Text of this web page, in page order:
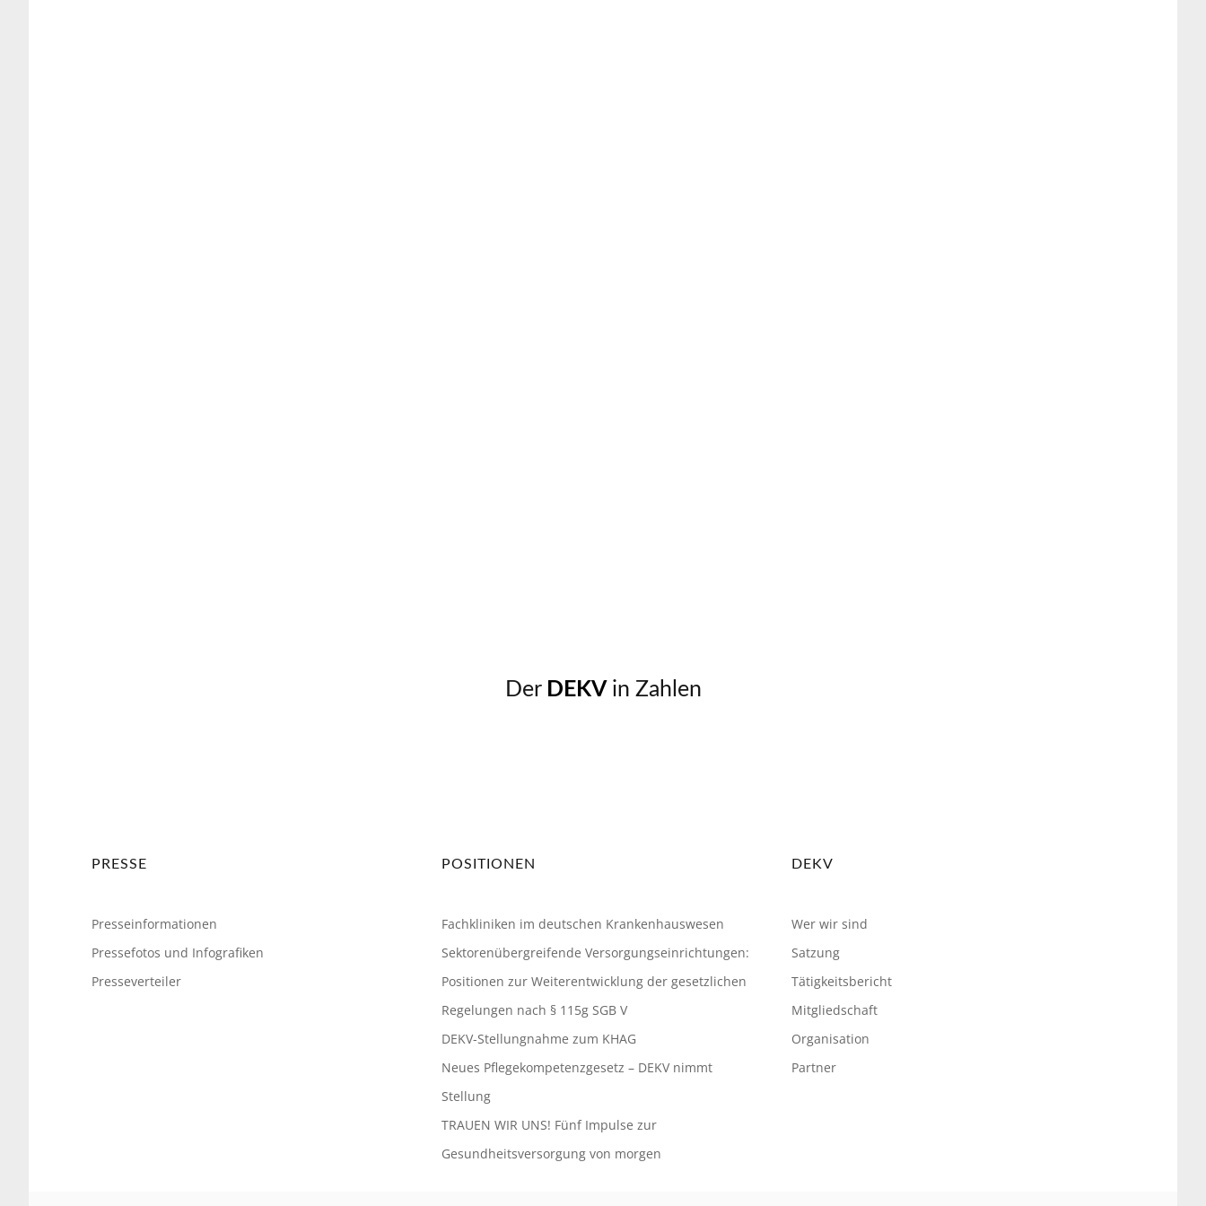
Der DEKVin Zahlen
PRESSE
Presseinformationen
Pressefotos und Infografiken
Presseverteiler
POSITIONEN
Fachkliniken im deutschen Krankenhauswesen
Sektorenübergreifende Versorgungseinrichtungen:
Positionen zur Weiterentwicklung der gesetzlichen
Regelungen nach § 115g SGB V
DEKV-Stellungnahme zum KHAG
Neues Pflegekompetenzgesetz – DEKV nimmt
Stellung
TRAUEN WIR UNS! Fünf Impulse zur
Gesundheitsversorgung von morgen
DEKV
Wer wir sind
Satzung
Tätigkeitsbericht
Mitgliedschaft
Organisation
Partner